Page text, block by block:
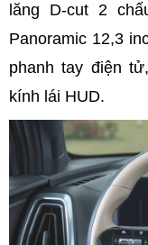
lăng D-cut 2
Panoramic 12,3
phanh tay điện
kính lái HUD.